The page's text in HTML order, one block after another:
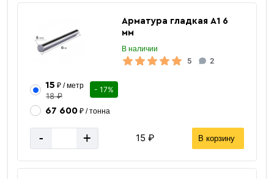
Арматура гладкая А1 6
мм
В наличии
5 2
15 ₽ / метр
18 ₽
- 17%
67 600₽ / тонна
- + 15 ₽ В корзину
Проволока